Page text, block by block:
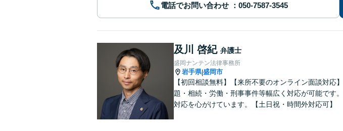
電話でお問い合わせ
及川 啓紀 弁護士
盛岡ナンテン法律事務所
岩手県|盛岡市
【初回相談無料】【来所不要のオンライン面談対
題・相続・労働・刑事事件等幅広く対応が可能です
対応を心がけています。【土日祝・時間外対応可】